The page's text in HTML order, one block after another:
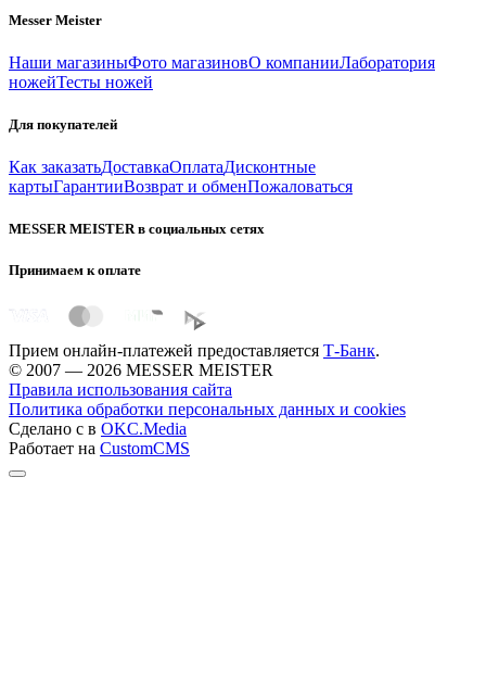
Messer Meister
Наши магазиныФото магазиновО компанииЛаборатория
ножейТесты ножей
Для покупателей
Как заказатьДоставкаОплатаДисконтные
картыГарантииВозврат и обменПожаловаться
MESSER MEISTER в социальных сетях
Принимаем к оплате
Прием онлайн-платежей предоставляется Т-Банк.
© 2007 — 2026 MESSER MEISTER
Правила использования сайта
Политика обработки персональных данных и cookies
Сделано с в OKC.Media
Работает на CustomCMS